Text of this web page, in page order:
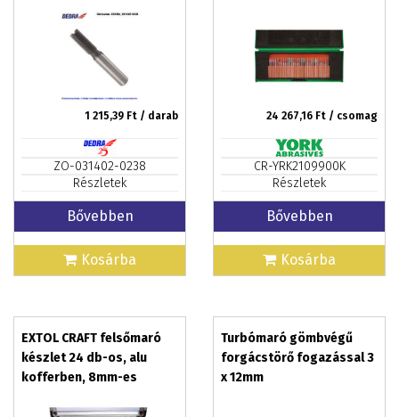
1 215,39 Ft / darab
ZO-031402-0238
Részletek
Bővebben
Kosárba
24 267,16 Ft / csomag
CR-YRK2109900K
Részletek
Bővebben
Kosárba
EXTOL CRAFT felsőmaró
készlet 24 db-os, alu
kofferben, 8mm-es
Turbómaró gömbvégű
forgácstörő fogazással 3
x 12mm